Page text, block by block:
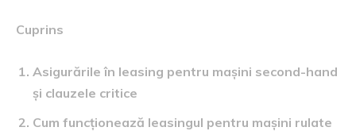
Cuprins
Asigurările în leasing pentru mașini second-hand
și clauzele critice
Cum funcționează leasingul pentru mașini rulate